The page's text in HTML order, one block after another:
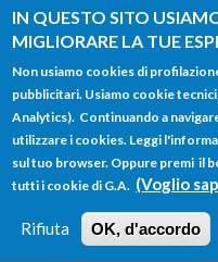
IN QUESTO SITO
MIGLIORARE LA TUE
Non usiamo cookies di
pubblicitari. Usiamo cookie
Analytics). Continuando a
utilizzare i cookies. Leggi
sul tuo browser. Oppure premi il
tutti i cookie di G.A. (Voglio
Rifiuta OK, d'accordo
Salta al contenuto principale
FORM
DI
RICERCA
Main menu
HOME TUTTI I
LOGIN